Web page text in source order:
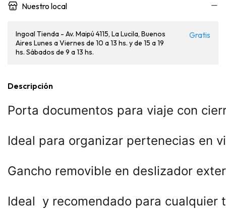
Nuestro local
Ingoal Tienda - Av. Maipú 4115, La Lucila, Buenos
Aires Lunes a Viernes de 10 a 13 hs. y de 15 a 19
hs. Sábados de 9 a 13 hs.
Gratis
Descripción
Porta documentos para viaje con
Ideal para organizar pertenecias en
Gancho removible en deslizador
Ideal  y recomendado para cualquier